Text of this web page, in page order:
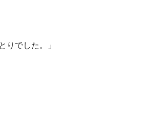
でした。」